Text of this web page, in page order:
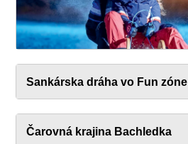
Sankárska dráha vo Fun zóne
Čarovná krajina Bachledka